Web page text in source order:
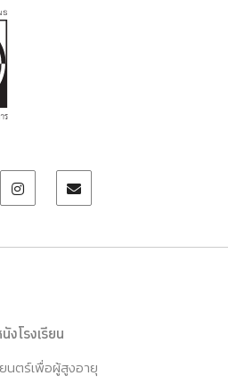
งโรงเรียน
นตร์เพื่อผู้สูงอายุ